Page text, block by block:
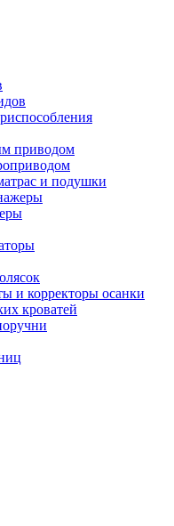
приводом
и подушки
и корректоры осанки
кроватей